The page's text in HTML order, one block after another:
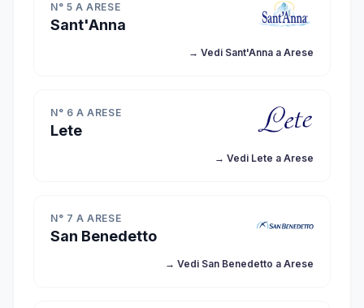
N° 5 A ARESE
Sant'Anna
→ Vedi Sant'Anna a Arese
N° 6 A ARESE
Lete
→ Vedi Lete a Arese
N° 7 A ARESE
San Benedetto
→ Vedi San Benedetto a Arese